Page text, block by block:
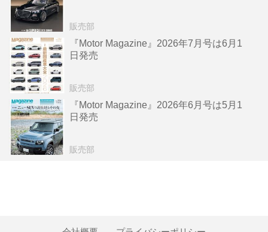
販売部
『Motor Magazine』2026年7月号は6月1
日発売
販売部
『Motor Magazine』2026年6月号は5月1
日発売
販売部